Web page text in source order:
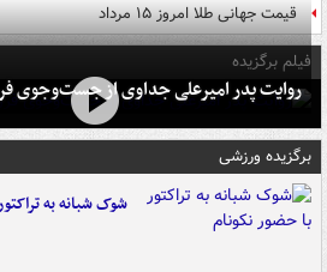
قیمت جهانی طلا امروز ۱۵ مرداد
فیلم برگزیده
روایت پدر امیرعلی جداوی از جست‌وجوی
برگزیده ورزشی
شوک شبانه به